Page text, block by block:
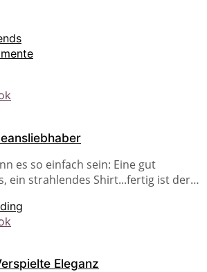
es so einfach sein: Eine gut
ein strahlendes Shirt...fertig ist der…
Eleganz